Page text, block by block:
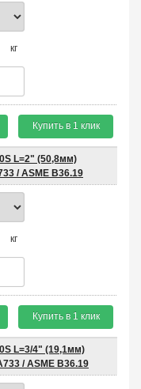
кг
Купить в 1 клик
L=2" (50,8мм)
/ ASME B36.19
кг
Купить в 1 клик
L=3/4" (19,1мм)
/ ASME B36.19